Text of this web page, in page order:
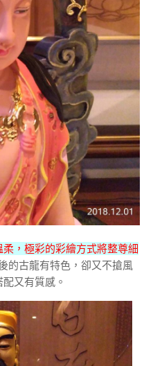
，極彩的彩繪方式將整尊細
的古龍有特色，卻又不搶風
又有質感。